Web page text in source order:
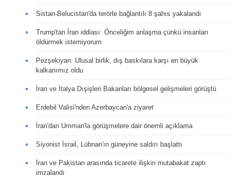
Sistan-Belucistan'da terörle bağlantılı 8 şahıs yakalandı
Trump'tan İran iddiası: Önceliğim anlaşma çünkü insanları
öldürmek istemiyorum
Pezşekiyan: Ulusal birlik, dış baskılara karşı en büyük
kalkanımız oldu
İran ve İtalya Dışişleri Bakanları bölgesel gelişmeleri görüştü
Erdebil Valisi'nden Azerbaycan'a ziyaret
İran'dan Umman'la görüşmelere dair önemli açıklama
Siyonist İsrail, Lübnan'ın güneyine saldırı başlattı
İran ve Pakistan arasında ticarete ilişkin mutabakat zaptı
imzalandı